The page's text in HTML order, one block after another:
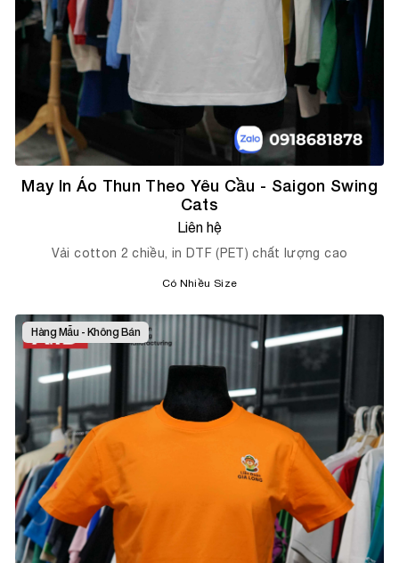
May In Áo Thun Theo Yêu Cầu - Saigon Swing
Cats
Liên hệ
Vải cotton 2 chiều, in DTF (PET) chất lượng cao
Có Nhiều Size
Hàng Mẫu - Không Bán